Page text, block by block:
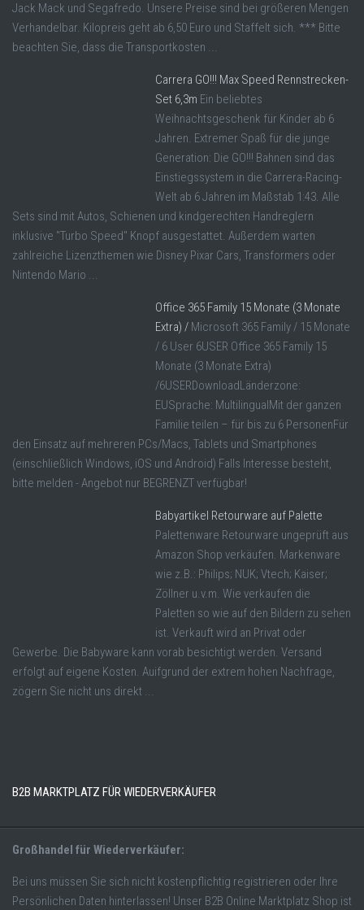
Jack Mack und Segafredo. Unsere Preise sind bei größeren Mengen
Verhandelbar. Kilopreis geht ab 6,50 Euro und Staffelt sich. *** Bitte
beachten Sie, dass die Transportkosten ...
Carrera GO!!! Max Speed Rennstrecken-
Set 6,3m Ein beliebtes
Weihnachtsgeschenk für Kinder ab 6
Jahren. Extremer Spaß für die junge
Generation: Die GO!!! Bahnen sind das
Einstiegssystem in die Carrera-Racing-
Welt ab 6 Jahren im Maßstab 1:43. Alle
Sets sind mit Autos, Schienen und kindgerechten Handreglern
inklusive "Turbo Speed" Knopf ausgestattet. Außerdem warten
zahlreiche Lizenzthemen wie Disney Pixar Cars, Transformers oder
Nintendo Mario ...
Office 365 Family 15 Monate (3 Monate
Extra) / Microsoft 365 Family / 15 Monate
/ 6 User 6USER Office 365 Family 15
Monate (3 Monate Extra)
/6USERDownloadLänderzone:
EUSprache: MultilingualMit der ganzen
Familie teilen – für bis zu 6 PersonenFür
den Einsatz auf mehreren PCs/Macs, Tablets und Smartphones
(einschließlich Windows, iOS und Android) Falls Interesse besteht,
bitte melden - Angebot nur BEGRENZT verfügbar!
Babyartikel Retourware auf Palette
Palettenware Retourware ungeprüft aus
Amazon Shop verkäufen. Markenware
wie z.B.: Philips; NUK; Vtech; Kaiser;
Zöllner u.v.m. Wie verkaufen die
Paletten so wie auf den Bildern zu sehen
ist. Verkauft wird an Privat oder
Gewerbe. Die Babyware kann vorab besichtigt werden. Versand
erfolgt auf eigene Kosten. Auifgrund der extrem hohen Nachfrage,
zögern Sie nicht uns direkt ...
B2B MARKTPLATZ FÜR WIEDERVERKÄUFER
Großhandel für Wiederverkäufer:
Bei uns müssen Sie sich nicht kostenpflichtig registrieren oder Ihre
Persönlichen Daten hinterlassen! Unser B2B Online Marktplatz Shop ist